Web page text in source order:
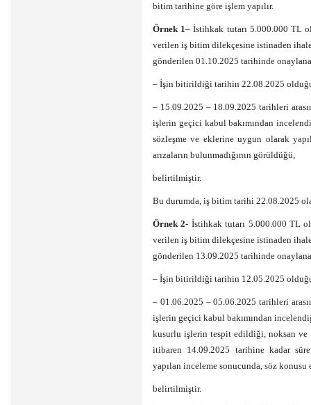
bitim tarihine göre işlem yapılır.
Örnek 1– İstihkak tutarı 5.000.000 TL
verilen iş bitim dilekçesine istinaden ihale
gönderilen 01.10.2025 tarihinde
– İşin bitirildiği tarihin 22.08.2025
– 15.09.2025 – 18.09.2025 tarihleri
işlerin geçici kabul bakımından
sözleşme ve eklerine uygun olarak
arızaların bulunmadığının görüldüğü,
belirtilmiştir.
Bu durumda, iş bitim tarihi 22.08.2025
Örnek 2- İstihkak tutarı 5.000.000 TL
verilen iş bitim dilekçesine istinaden ihale
gönderilen 13.09.2025 tarihinde
– İşin bitirildiği tarihin 12.05.2025
– 01.06.2025 – 05.06.2025 tarihleri
işlerin geçici kabul bakımından
kusurlu işlerin tespit edildiği, noksan ve
itibaren 14.09.2025 tarihine kadar
yapılan inceleme sonucunda, söz
belirtilmiştir.